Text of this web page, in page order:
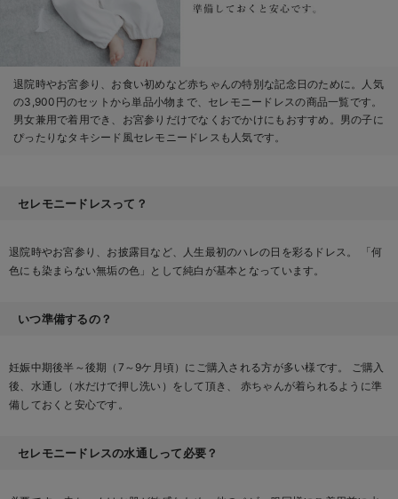
退院時やお宮参り、お食い初めなど赤ちゃんの特別な記念日のために。人気
の3,900円のセットから単品小物まで、セレモニードレスの商品一覧です。
男女兼用で着用でき、お宮参りだけでなくおでかけにもおすすめ。男の子に
ぴったりなタキシード風セレモニードレスも人気です。
セレモニードレスって？
退院時やお宮参り、お披露目など、人生最初のハレの日を彩るドレス。 「何
色にも染まらない無垢の色」として純白が基本となっています。
いつ準備するの？
妊娠中期後半～後期（7～9ケ月頃）にご購入される方が多い様です。 ご購入
後、水通し（水だけで押し洗い）をして頂き、 赤ちゃんが着られるように準
備しておくと安心です。
セレモニードレスの水通しって必要？